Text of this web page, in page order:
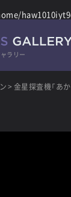
ラリー
金星探査機「あ